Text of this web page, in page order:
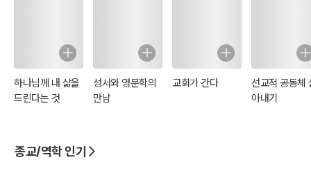
하나님께 내 삶을
드린다는 것
성서와 영문학의
만남
교회가 간다
선교적 공동체
아내기
종교/역학 인기